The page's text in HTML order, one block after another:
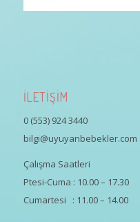
İLETİŞİM
0 (553) 924 3440
bilgi@uyuyanbebekler.com
Çalışma Saatleri
Ptesi-Cuma : 10.00 – 17.30
Cumartesi : 11.00 – 14.00